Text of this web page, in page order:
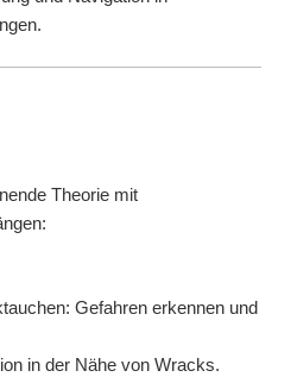
Theorie mit
Gefahren erkennen und
in der Nähe von Wracks.